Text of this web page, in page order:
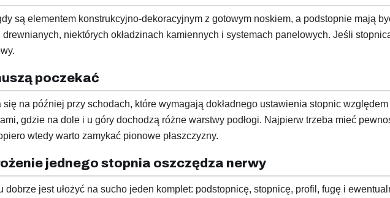
są elementem konstrukcyjno-dekoracyjnym z gotowym noskiem, a podstopnie mają
niektórych okładzinach kamiennych i systemach panelowych. Jeśli
poczekać
na później przy schodach, które wymagają dokładnego ustawienia stopnic
gdzie na dole i u góry dochodzą różne warstwy podłogi. Najpierw trzeba mieć
wtedy warto zamykać pionowe płaszczyzny.
jednego stopnia oszczędza nerwy
dobrze jest ułożyć na sucho jeden komplet: podstopnicę, stopnicę, profil, fugę i